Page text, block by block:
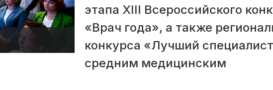
этапа XIII Всероссийского
«Врач года», а также
конкурса «Лучший
средним медицинским